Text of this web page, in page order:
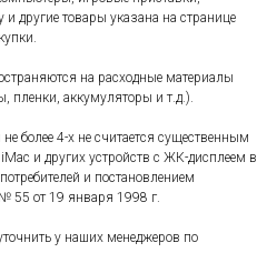
и другие товары указана на странице
на расходные материалы
пленки, аккумуляторы и т.д.).
более 4-х не считается существенным
и других устройств с ЖК-дисплеем в
и постановлением
55 от 19 января 1998 г.
у наших менеджеров по